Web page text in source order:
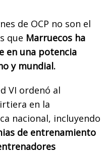
de OCP no son el
que Marruecos ha
en una potencia
y mundial.
VI ordenó al
en la
nacional, incluyendo
de entrenamiento